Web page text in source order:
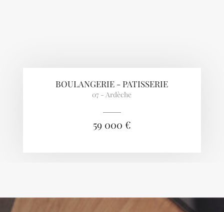
BOULANGERIE - PATISSERIE
07 - Ardèche
59 000 €